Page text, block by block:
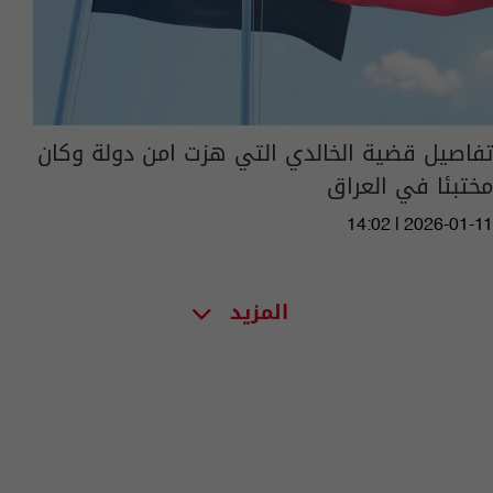
تفاصيل قضية الخالدي التي هزت امن دولة وكان
مختبئا في العراق
14:02 | 2026-01-11
المزيد